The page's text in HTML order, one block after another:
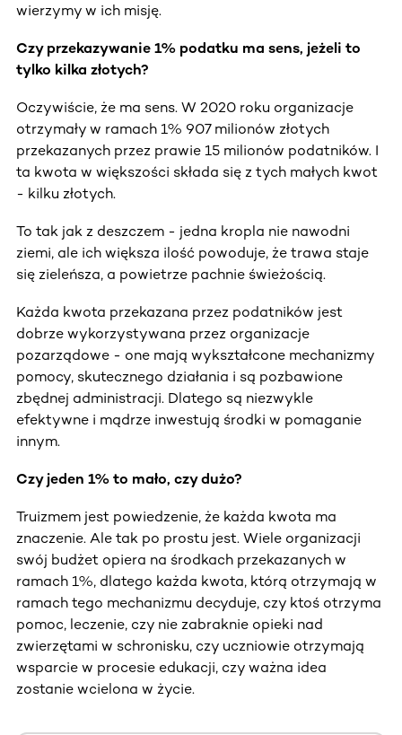
wierzymy w ich misję.
Czy przekazywanie 1% podatku ma sens, jeżeli to
tylko kilka złotych?
Oczywiście, że ma sens. W 2020 roku organizacje
otrzymały w ramach 1% 907 milionów złotych
przekazanych przez prawie 15 milionów podatników. I
ta kwota w większości składa się z tych małych kwot
- kilku złotych.
To tak jak z deszczem - jedna kropla nie nawodni
ziemi, ale ich większa ilość powoduje, że trawa staje
się zieleńsza, a powietrze pachnie świeżością.
Każda kwota przekazana przez podatników jest
dobrze wykorzystywana przez organizacje
pozarządowe - one mają wykształcone mechanizmy
pomocy, skutecznego działania i są pozbawione
zbędnej administracji. Dlatego są niezwykle
efektywne i mądrze inwestują środki w pomaganie
innym.
Czy jeden 1% to mało, czy dużo?
Truizmem jest powiedzenie, że każda kwota ma
znaczenie. Ale tak po prostu jest. Wiele organizacji
swój budżet opiera na środkach przekazanych w
ramach 1%, dlatego każda kwota, którą otrzymają w
ramach tego mechanizmu decyduje, czy ktoś otrzyma
pomoc, leczenie, czy nie zabraknie opieki nad
zwierzętami w schronisku, czy uczniowie otrzymają
wsparcie w procesie edukacji, czy ważna idea
zostanie wcielona w życie.